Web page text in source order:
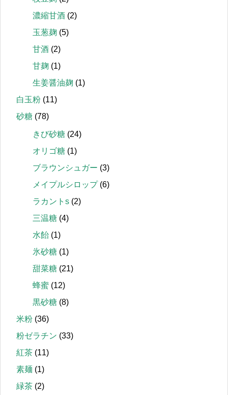
濃縮甘酒 (2)
玉葱麹 (5)
甘酒 (2)
甘麹 (1)
生姜醤油麹 (1)
白玉粉 (11)
砂糖 (78)
きび砂糖 (24)
オリゴ糖 (1)
ブラウンシュガー (3)
メイプルシロップ(6)
ラカントs (2)
三温糖 (4)
水飴 (1)
氷砂糖 (1)
甜菜糖 (21)
蜂蜜 (12)
黒砂糖 (8)
米粉 (36)
粉ゼラチン (33)
紅茶 (11)
素麺 (1)
緑茶 (2)